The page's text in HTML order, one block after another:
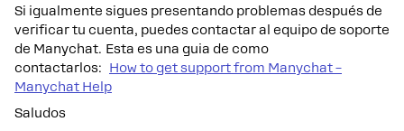
Si igualmente sigues presentando problemas después de
verificar tu cuenta, puedes contactar al equipo de soporte
de Manychat. Esta es una guia de como
contactarlos: How to get support from Manychat –
Manychat Help
Saludos